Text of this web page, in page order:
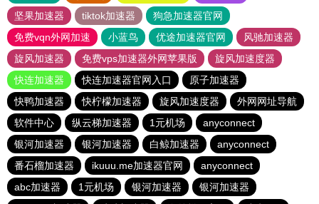
坚果加速器
tiktok加速器
狗急加速器官网
免费vqn外网加速
小蓝鸟 优途加速器官网
风驰加速器
旋风加速器
免费vps加速器外网苹果版
旋风加速度器
快连加速器
快连加速器官网入口
原子加速器
快鸭加速器
快柠檬加速器 旋风加速度器
外网网址导航
软件中心
纵云梯加速器 1元机场
anyconnect
银河加速器
银河加速器 白鲸加速器
anyconnect
番石榴加速器
ikuuu.me加速器官网
anyconnect
abc加速器
1元机场 银河加速器
银河加速器